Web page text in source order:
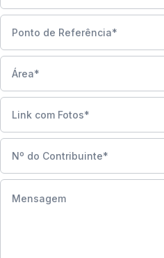
Ponto de Referência
Área
Link com Fotos
Nº do Contribuinte
Mensagem